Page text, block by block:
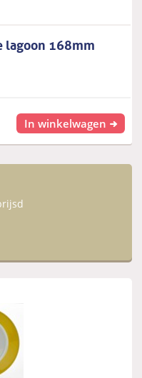
168mm
In winkelwagen